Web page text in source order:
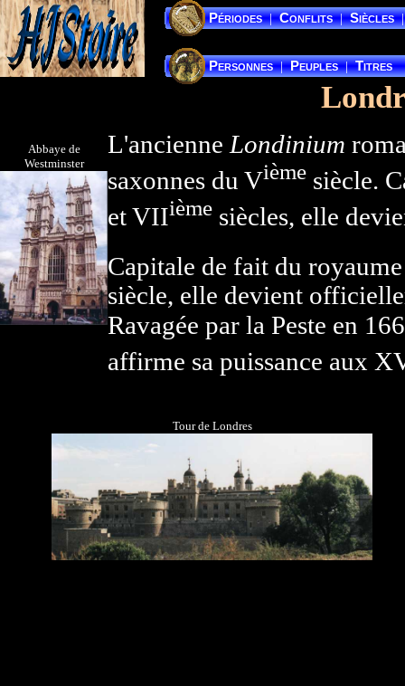
Périodes | Conflits | Siècles |
Personnes | Peuples | Titres
Abbaye de
Westminster
L'ancienne Londinium
saxonnes du Vième siècle.
et VIIième siècles, elle
Capitale de fait du
siècle, elle devient
Ravagée par la Peste en
affirme sa puissance aux
Tour de Londres